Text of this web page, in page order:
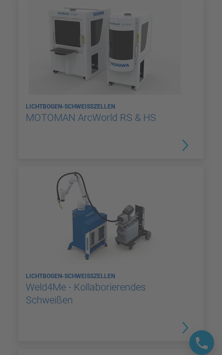
LICHTBOGEN-SCHWEISSZELLEN
MOTOMAN ArcWorld RS & HS
LICHTBOGEN-SCHWEISSZELLEN
Weld4Me - Kollaborierendes
Schweißen